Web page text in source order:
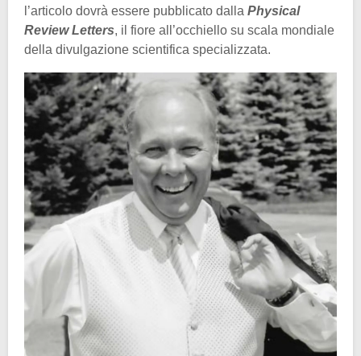
l’articolo dovrà essere pubblicato dalla Physical
Review Letters, il fiore all’occhiello su scala mondiale
della divulgazione scientifica specializzata.